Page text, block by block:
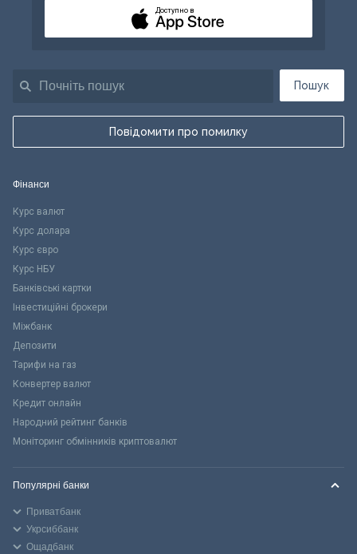
Пошук
Повідомити про помилку
Доступно в
Фінанси
Курс валют
Курс долара
Курс євро
Курс НБУ
Банківські картки
Інвестиційні брокери
Міжбанк
Депозити
Тарифи на газ
Конвертер валют
Кредит онлайн
Народний рейтинг банків
Моніторинг обмінників криптовалют
Популярні банки
Приватбанк
Укрсиббанк
Ощадбанк